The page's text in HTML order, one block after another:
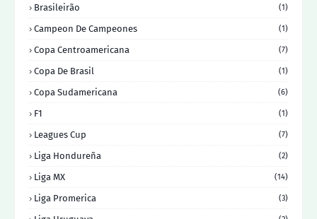
Brasileirão (1)
Campeon De Campeones (1)
Copa Centroamericana (7)
Copa De Brasil (1)
Copa Sudamericana (6)
F1 (1)
Leagues Cup (7)
Liga Hondureña (2)
Liga MX (14)
Liga Promerica (3)